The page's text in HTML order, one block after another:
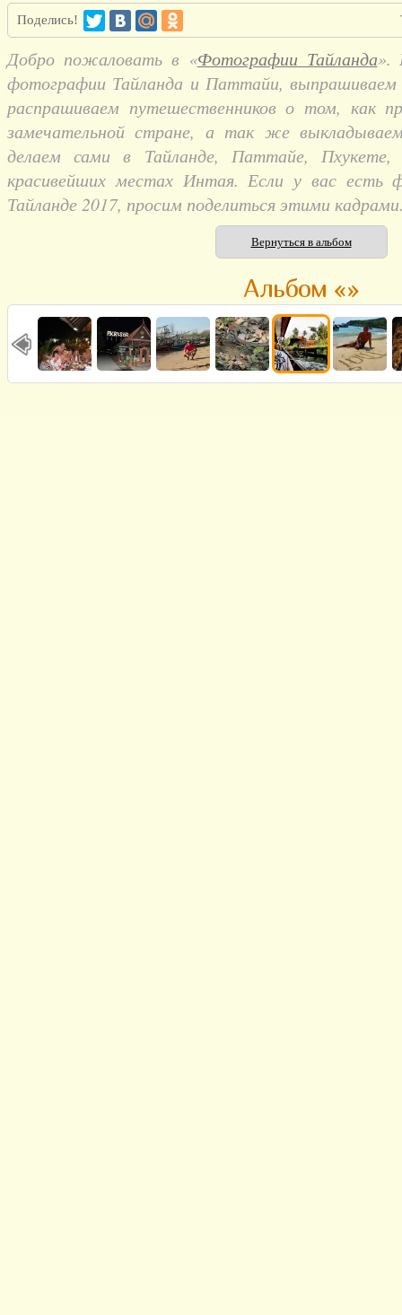
Поделись!
Добро пожаловать в «Фотографии Тайланда».
фотографии Тайланда и Паттайи, выпрашиваем
распрашиваем путешественников о том, как
замечательной стране, а так же
делаем сами в Тайланде, Паттайе,
красивейших местах Интая. Если у вас есть
Тайланде 2017, просим поделиться этими
Вернуться в альбом
Альбом «»